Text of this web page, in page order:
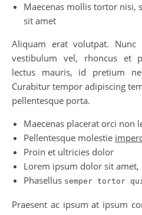
Maecenas mollis tortor nisi,
sit amet
Aliquam erat volutpat.
vestibulum vel, rhoncus et
lectus mauris, id pretium
Curabitur tempor adipiscing
pellentesque porta.
Maecenas placerat orci non
Pellentesque molestie
Proin et ultricies dolor
Lorem ipsum dolor sit
Phasellus semper tortor
Praesent ac ipsum at ipsum